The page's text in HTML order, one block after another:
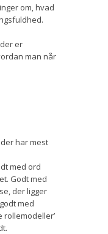
om, hvad
er
man når
har mest
med ord
Godt med
der ligger
med
rollemodeller’